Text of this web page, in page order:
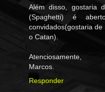
Além disso, gostaria
(Spaghetti) é
convidados(gostaria
o Catan).
Atenciosamente,
Marcos.
Responder